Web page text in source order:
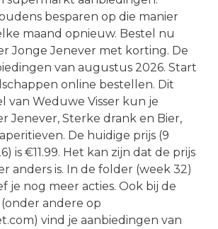
besparen op die manier
maand opnieuw. Bestel nu
Jonge Jenever met korting. De
van augustus 2026. Start
online bestellen. Dit
van Weduwe Visser kun je
Jenever, Sterke drank en Bier,
De huidige prijs (9
is €11.99. Het kan zijn dat de prijs
anders is. In de folder (week 32)
je nog meer acties. Ook bij de
andere op
vind je aanbiedingen van